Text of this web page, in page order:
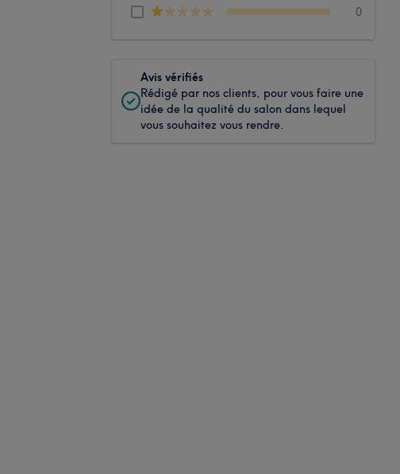
0
Avis vérifiés
Rédigé par nos clients, pour vous faire une
idée de la qualité du salon dans lequel
vous souhaitez vous rendre.